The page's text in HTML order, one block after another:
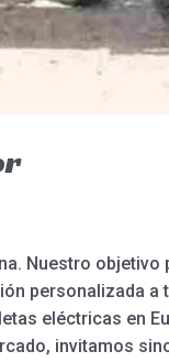
Nuestro
personalizada
eléctricas en
invitamos